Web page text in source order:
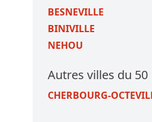
BESNEVILLE
BINIVILLE
NEHOU
Autres villes du 50
CHERBOURG-